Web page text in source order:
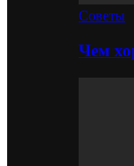
Советы
Чем